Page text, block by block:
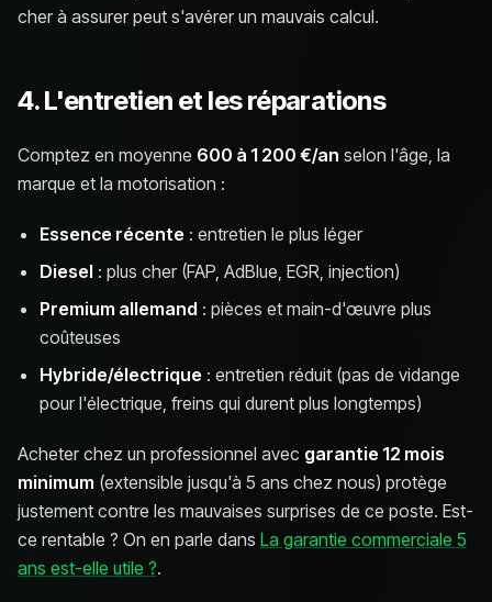
cher à assurer peut s'avérer un mauvais calcul.
4. L'entretien et les réparations
Comptez en moyenne 600 à 1 200 €/an selon l'âge, la
marque et la motorisation :
Essence récente : entretien le plus léger
Diesel : plus cher (FAP, AdBlue, EGR, injection)
Premium allemand : pièces et main-d'œuvre plus
coûteuses
Hybride/électrique : entretien réduit (pas de vidange
pour l'électrique, freins qui durent plus longtemps)
Acheter chez un professionnel avec garantie 12 mois
minimum (extensible jusqu'à 5 ans chez nous) protège
justement contre les mauvaises surprises de ce poste. Est-
ce rentable ? On en parle dans La garantie commerciale 5
ans est-elle utile ?.